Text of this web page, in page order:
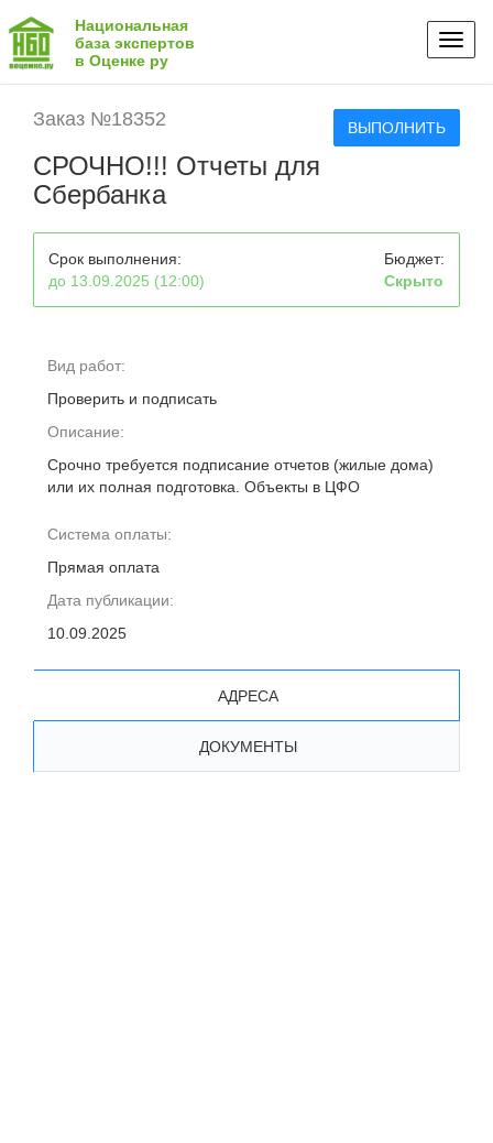
Национальная
база экспертов
в Оценке ру
Заказ №18352 ВЫПОЛНИТЬ
СРОЧНО!!! Отчеты для
Сбербанка
Срок выполнения:
до 13.09.2025 (12:00)
Бюджет:
Скрыто
Вид работ:
Проверить и подписать
Описание:
Срочно требуется подписание отчетов (жилые дома)
или их полная подготовка. Объекты в ЦФО
Система оплаты:
Прямая оплата
Дата публикации:
10.09.2025
АДРЕСА
ДОКУМЕНТЫ